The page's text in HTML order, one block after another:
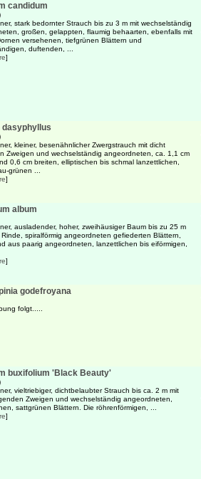
candidum
stark bedornter Strauch bis zu 3 m mit wechselständig
großen, gelappten, flaumig behaarten, ebenfalls mit
versehenen, tiefgrünen Blättern und
duftenden, ...
]
dasyphyllus
kleiner, besenähnlicher Zwergstrauch mit dicht
Zweigen und wechselständig angeordneten, ca. 1,1 cm
0,6 cm breiten, elliptischen bis schmal lanzettlichen,
grünen ...
]
album
ausladender, hoher, zweihäusiger Baum bis zu 25 m
Rinde, spiralförmig angeordneten gefiederten Blättern,
aus paarig angeordneten, lanzettlichen bis eiförmigen,
]
godefroyana
folgt.....
buxifolium 'Black Beauty'
vieltriebiger, dichtbelaubter Strauch bis ca. 2 m mit
Zweigen und wechselständig angeordneten,
sattgrünen Blättern. Die röhrenförmigen, ...
]